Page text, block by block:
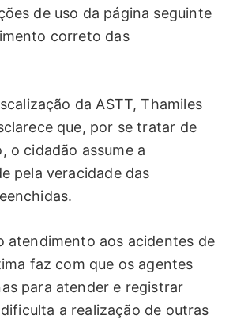
de uso da página seguinte
correto das
da ASTT, Thamiles
que, por se tratar de
o cidadão assume a
pela veracidade das
atendimento aos acidentes de
faz com que os agentes
para atender e registrar
a realização de outras